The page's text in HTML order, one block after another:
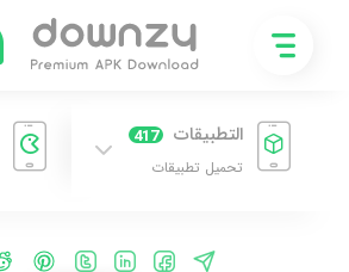
التطبيقات 417
تحميل تطبيقات